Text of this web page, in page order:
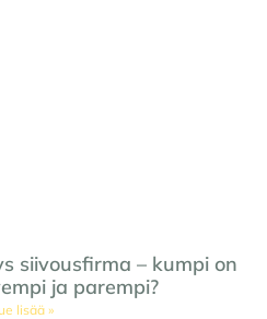
siivousfirma – kumpi on
ja parempi?
lisää »